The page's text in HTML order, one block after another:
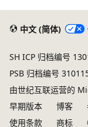
式
中文 (简体)
SH ICP 归档编号
PSB 归档编号
由世纪互联运营的
早期版本
博客
使用条款
商标